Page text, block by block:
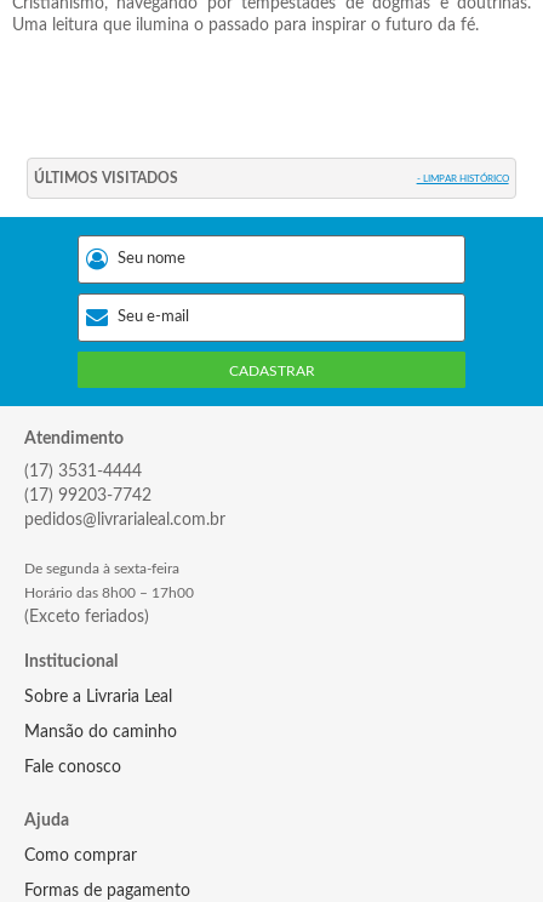
Cristianismo, navegando por tempestades de dogmas e doutrinas.
Uma leitura que ilumina o passado para inspirar o futuro da fé.
ÚLTIMOS VISITADOS - LIMPAR HISTÓRICO
CADASTRAR
Atendimento
(17) 3531-4444
(17) 99203-7742
pedidos@livrarialeal.com.br
De segunda à sexta-feira
Horário das 8h00 – 17h00
(Exceto feriados)
Institucional
Sobre a Livraria Leal
Mansão do caminho
Fale conosco
Ajuda
Como comprar
Formas de pagamento